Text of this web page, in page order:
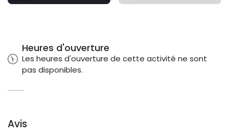
Heures d'ouverture
Les heures d'ouverture de cette activité ne sont
pas disponibles.
Avis